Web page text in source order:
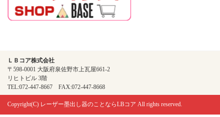
ＬＢコア株式会社
〒598-0001 大阪府泉佐野市上瓦屋661-2
リヒトビル 3階
TEL:072-447-8667 FAX:072-447-8668
Copyright(C) レーザー墨出し器のことならLBコア All rights reserved.